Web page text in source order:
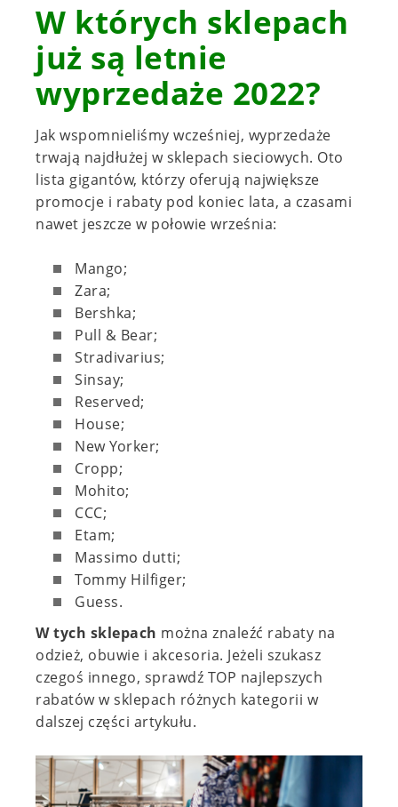
W których sklepach
już są letnie
wyprzedaże 2022?
Jak wspomnieliśmy wcześniej, wyprzedaże
trwają najdłużej w sklepach sieciowych. Oto
lista gigantów, którzy oferują największe
promocje i rabaty pod koniec lata, a czasami
nawet jeszcze w połowie września:
Mango;
Zara;
Bershka;
Pull & Bear;
Stradivarius;
Sinsay;
Reserved;
House;
New Yorker;
Cropp;
Mohito;
CCC;
Etam;
Massimo dutti;
Tommy Hilfiger;
Guess.
W tych sklepach można znaleźć rabaty na
odzież, obuwie i akcesoria. Jeżeli szukasz
czegoś innego, sprawdź TOP najlepszych
rabatów w sklepach różnych kategorii w
dalszej części artykułu.